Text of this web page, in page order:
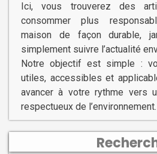
Ici, vous trouverez des
consommer plus
maison de façon durable,
simplement suivre l’actualité
Notre objectif est simple :
utiles, accessibles et
avancer à votre rythme vers
respectueux de l’environnement.